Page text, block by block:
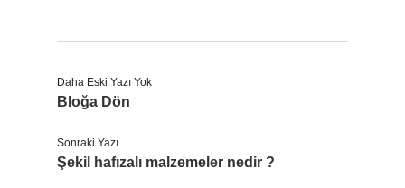
Daha Eski Yazı Yok
Bloğa Dön
Sonraki Yazı
Şekil hafızalı malzemeler nedir ?